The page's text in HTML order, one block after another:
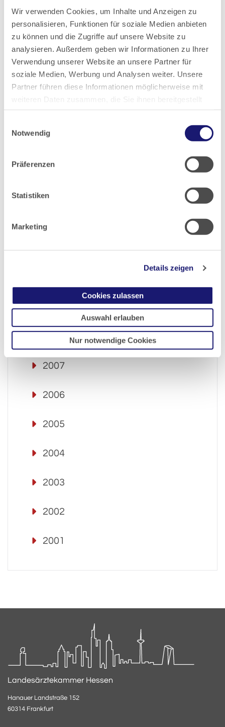
Wir verwenden Cookies, um Inhalte und Anzeigen zu
personalisieren, Funktionen für soziale Medien anbieten
zu können und die Zugriffe auf unsere Website zu
analysieren. Außerdem geben wir Informationen zu Ihrer
Verwendung unserer Website an unsere Partner für
soziale Medien, Werbung und Analysen weiter. Unsere
Partner führen diese Informationen möglicherweise mit
weiteren Daten zusammen, die Sie ihnen bereitgestellt
haben oder die sie im Rahmen Ihrer Nutzung der Dienste
Notwendig
Präferenzen
Statistiken
Marketing
Details zeigen
Cookies zulassen
Auswahl erlauben
Nur notwendige Cookies
2019
2018
2017
2015
2014
2011
2009
2007
2006
2005
2004
2003
2002
2001
Landesärztekammer Hessen
Hanauer Landstraße 152
60314 Frankfurt